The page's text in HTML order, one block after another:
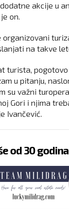
akcije u
on.
organizovani
na takve
turista,
u pitanju,
su važni
Gori i njima
Ivančević.
od 30